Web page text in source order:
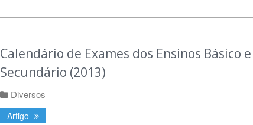
Calendário de Exames dos Ensinos Básico e
Secundário (2013)
Diversos
Artigo